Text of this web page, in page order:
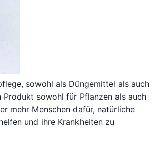
sowohl als Düngemittel als auch
sowohl für Pflanzen als auch
mehr Menschen dafür, natürliche
und ihre Krankheiten zu